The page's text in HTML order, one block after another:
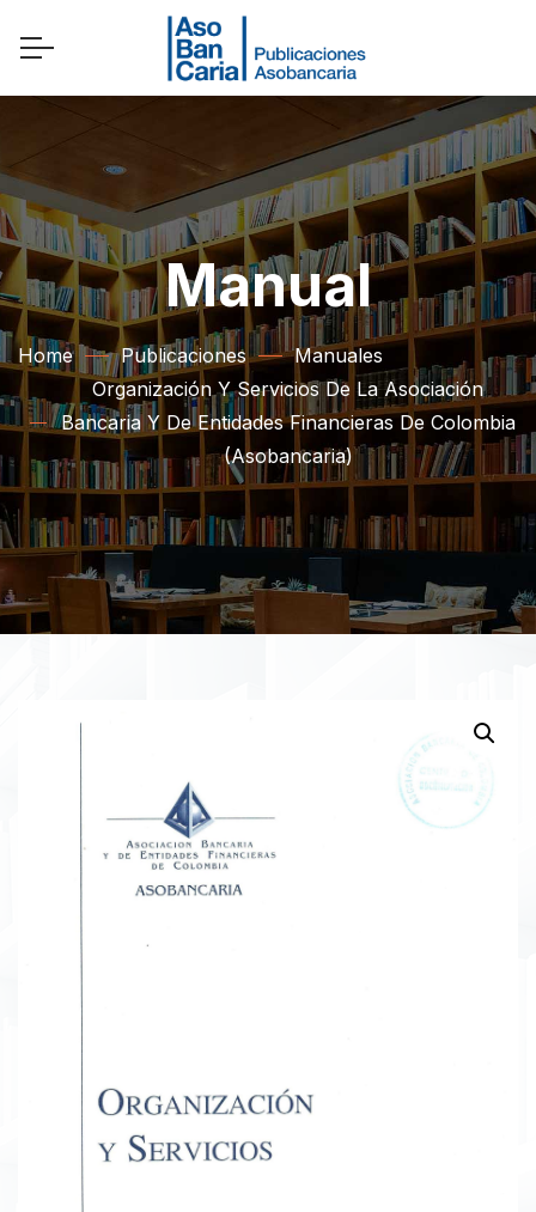
Manual
Home Publicaciones
Manuales
Organización Y Servicios De La Asociación
Bancaria Y De Entidades Financieras De Colombia
(Asobancaria)